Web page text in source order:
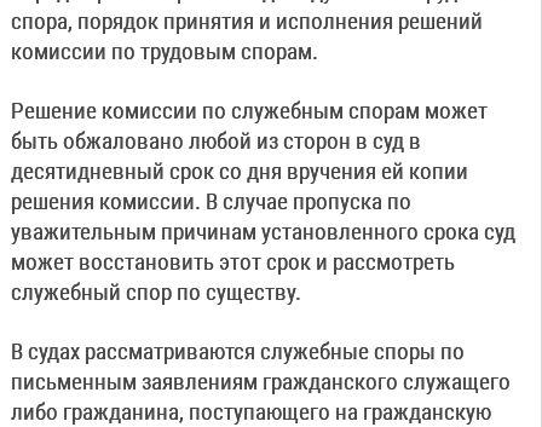
спора, порядок принятия и исполнения решений
комиссии по трудовым спорам.
Решение комиссии по служебным спорам может
быть обжаловано любой из сторон в суд в
десятидневный срок со дня вручения ей копии
решения комиссии. В случае пропуска по
уважительным причинам установленного срока суд
может восстановить этот срок и рассмотреть
служебный спор по существу.
В судах рассматриваются служебные споры по
письменным заявлениям гражданского служащего
либо гражданина, поступающего на гражданскую